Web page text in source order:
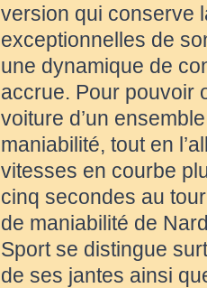
version qui conserve
exceptionnelles de
une dynamique de
accrue. Pour pouvoir
voiture d’un
maniabilité, tout en
vitesses en courbe
cinq secondes au
de maniabilité de
Sport se distingue
de ses jantes ainsi